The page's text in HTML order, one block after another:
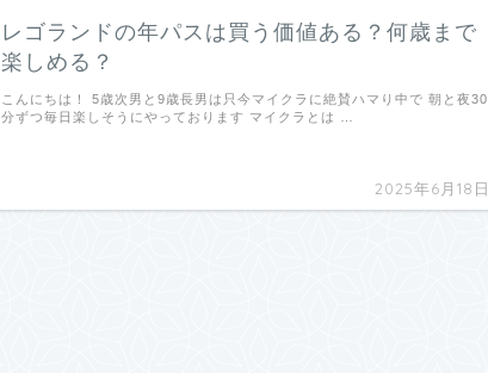
レゴランドの年パスは買う価値ある？何歳まで
楽しめる？
2025年6月18日
こんにちは！ 5歳次男と9歳長男は只今マイクラに絶賛ハマり中で 朝と夜30
分ずつ毎日楽しそうにやっております マイクラとは …